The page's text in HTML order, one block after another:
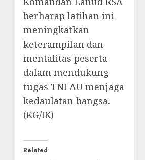
berharap latihan ini
meningkatkan
keterampilan dan
mentalitas peserta
dalam mendukung
tugas TNI AU menjaga
kedaulatan bangsa.
(KG/IK)
Related